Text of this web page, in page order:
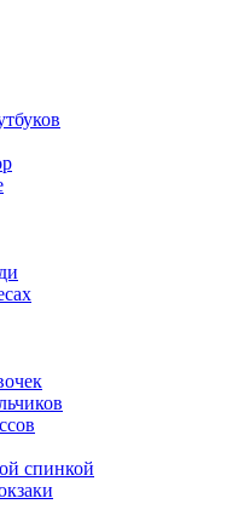
спинкой